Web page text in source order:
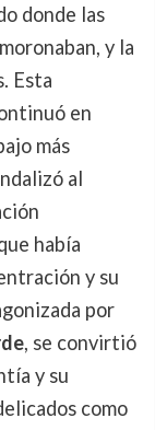
donde las
y la
Esta
en
más
al
había
y su
por
, se convirtió
y su
como